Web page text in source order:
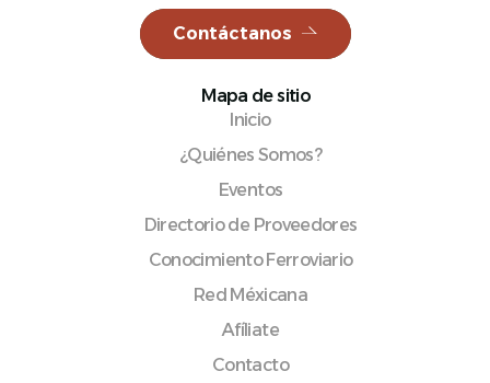
Contáctanos
Mapa de sitio
Inicio
¿Quiénes Somos?
Eventos
Directorio de Proveedores
Conocimiento Ferroviario
Red Méxicana
Afíliate
Contacto